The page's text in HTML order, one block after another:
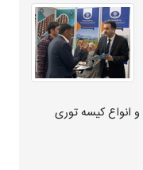
انواع کیسه توری